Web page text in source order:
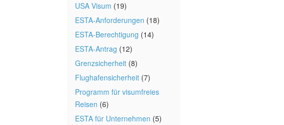
USA Visum (19)
ESTA-Anforderungen (18)
ESTA-Berechtigung (14)
ESTA-Antrag (12)
Grenzsicherheit (8)
Flughafensicherheit (7)
Programm für visumfreies
Reisen (6)
ESTA für Unternehmen (5)